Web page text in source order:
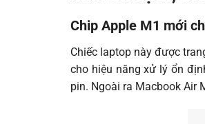
Chip Apple M1 mới
Chiếc laptop này được
cho hiệu năng xử lý ổn
pin. Ngoài ra Macbook Air